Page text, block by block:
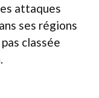
attaques
ses régions
classée